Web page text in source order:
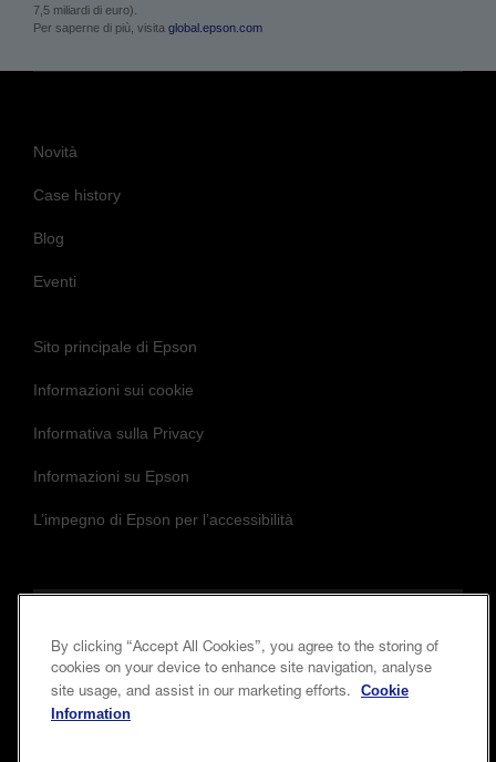
7,5 miliardi di euro).
Per saperne di più, visita global.epson.com
Novità
Case history
Blog
Eventi
Sito principale di Epson
Informazioni sui cookie
Informativa sulla Privacy
Informazioni su Epson
L’impegno di Epson per l’accessibilità
contatto con noi
By clicking “Accept All Cookies”, you agree to the storing of
cookies on your device to enhance site navigation, analyse
site usage, and assist in our marketing efforts.
Cookie
Information